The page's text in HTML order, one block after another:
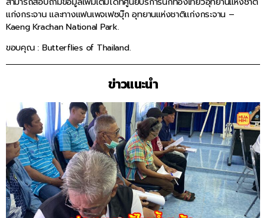
แก่งกระจาน และทางแฟนเพจเฟซบุ๊ก อุทยานแห่งชาติแก่งกระจาน –
Kaeng Krachan National Park.
ขอบคุณ : Butterflies of Thailand.
ข่าวแนะนำ